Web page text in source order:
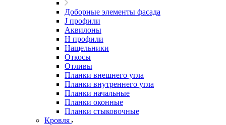
Доборные элементы фасада
J профили
Аквилоны
Н профили
Нащельники
Откосы
Отливы
Планки внешнего угла
Планки внутреннего угла
Планки начальные
Планки оконные
Планки стыковочные
Кровля